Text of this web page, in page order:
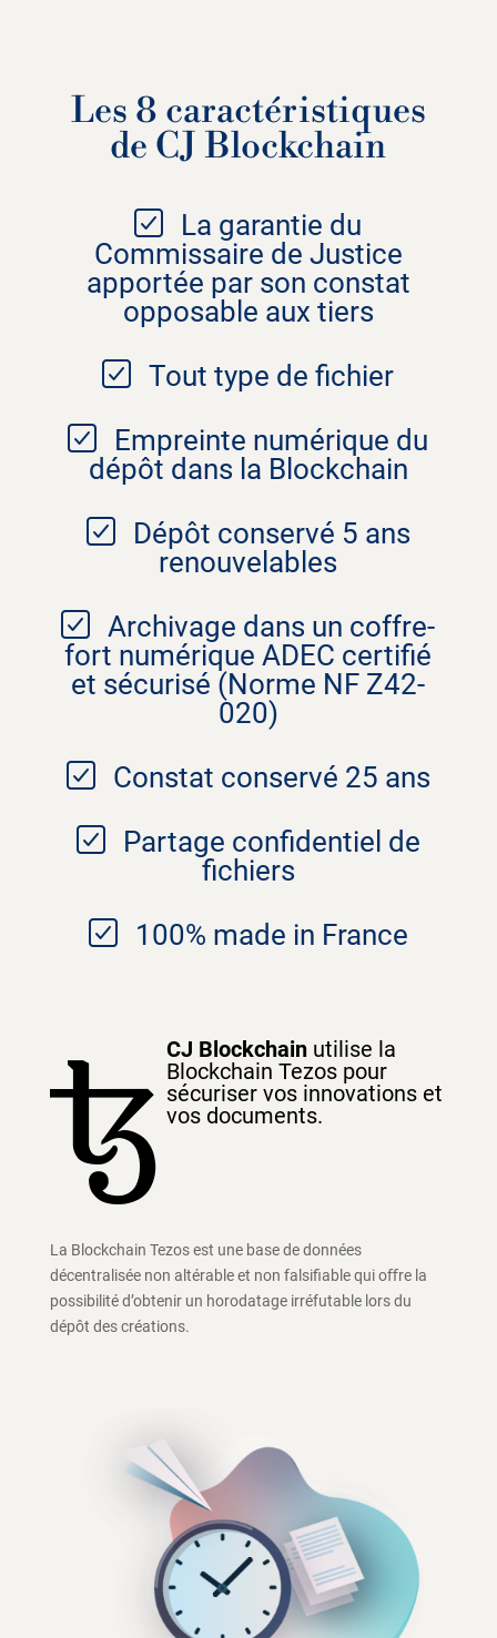
Les 8 caractéristiques
de CJ Blockchain
La garantie du
Commissaire de Justice
apportée par son constat
opposable aux tiers
Tout type de fichier
Empreinte numérique du
dépôt dans la Blockchain
Dépôt conservé 5 ans
renouvelables
Archivage dans un coffre-
fort numérique ADEC certifié
et sécurisé (Norme NF Z42-
020)
Constat conservé 25 ans
Partage confidentiel de
fichiers
100% made in France
CJ Blockchainutilise la
Blockchain Tezos pour
sécuriser vos innovations et
vos documents.
La Blockchain Tezos est une base de données
décentralisée non altérable et non falsiﬁable qui oﬀre la
possibilité d’obtenir un horodatage irréfutable lors du
dépôt des créations.